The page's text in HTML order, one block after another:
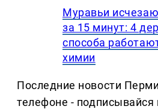
Муравьи
за 15 минут: 4
способа
химии
Последние новости
телефоне - подписывайся